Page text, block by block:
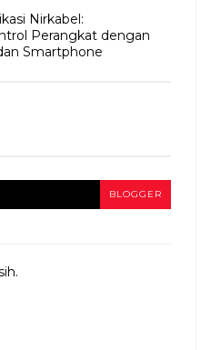
Nirkabel:
Perangkat dengan
Smartphone
BLOGGER